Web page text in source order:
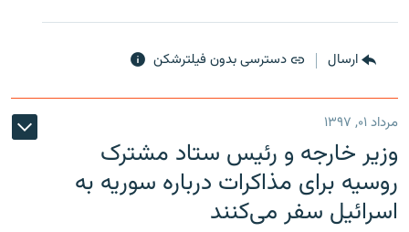
ارسال دسترسی بدون فیلترشکن
مرداد ۰۱, ۱۳۹۷
وزیر خارجه و رئیس‌ ستاد مشترک
روسیه برای مذاکرات درباره سوریه به
اسرائیل سفر می‌کنند